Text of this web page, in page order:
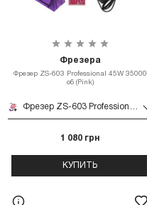
Фрезера
Фрезер ZS-603 Professional 45W 35000
об (Pink)
Фрезер ZS-603 Professional 45W 35000 об (Pink)
1 080 грн
КУПИТЬ